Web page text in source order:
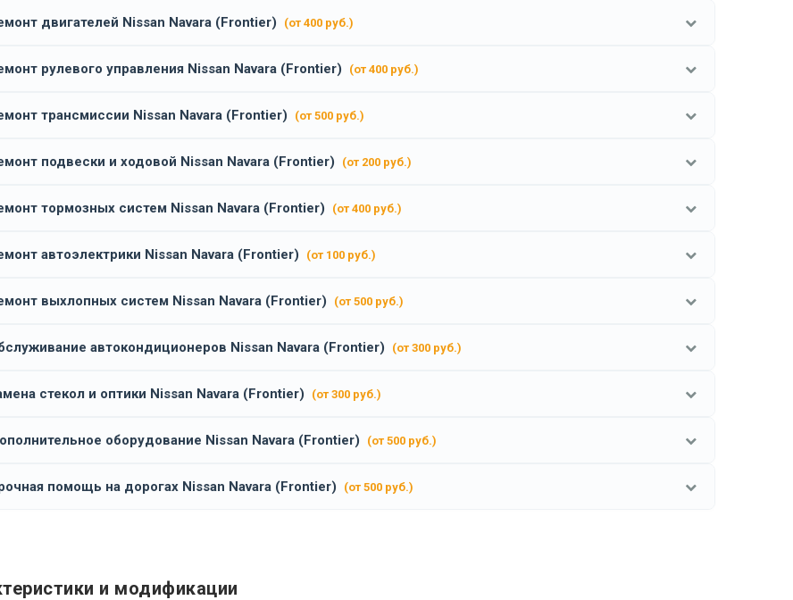
двигателей Nissan Navara (Frontier) (от 400 руб.)
рулевого управления Nissan Navara (Frontier) (от 400 руб.)
трансмиссии Nissan Navara (Frontier) (от 500 руб.)
подвески и ходовой Nissan Navara (Frontier) (от 200 руб.)
тормозных систем Nissan Navara (Frontier) (от 400 руб.)
автоэлектрики Nissan Navara (Frontier) (от 100 руб.)
выхлопных систем Nissan Navara (Frontier) (от 500 руб.)
автокондиционеров Nissan Navara (Frontier) (от 300 руб.)
стекол и оптики Nissan Navara (Frontier) (от 300 руб.)
оборудование Nissan Navara (Frontier) (от 500 руб.)
помощь на дорогах Nissan Navara (Frontier) (от 500 руб.)
и модификации